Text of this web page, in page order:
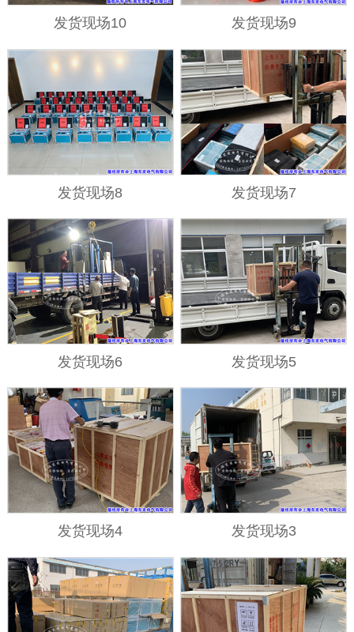
发货现场10 发货现场9
发货现场8 发货现场7
发货现场6 发货现场5
发货现场4 发货现场3